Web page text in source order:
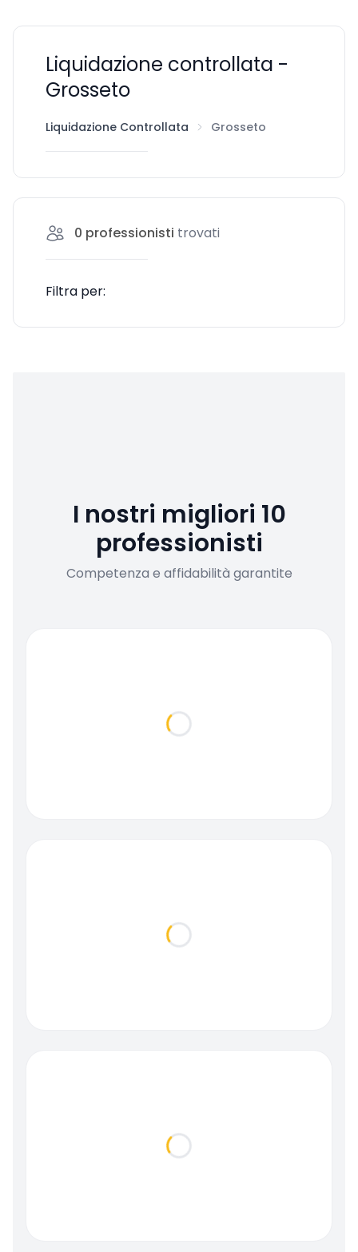
Liquidazione controllata -
Grosseto
Liquidazione Controllata Grosseto
0 professionisti trovati
Filtra per:
I nostri migliori 10
professionisti
Competenza e affidabilità garantite
Loading...
Loading...
Loading...